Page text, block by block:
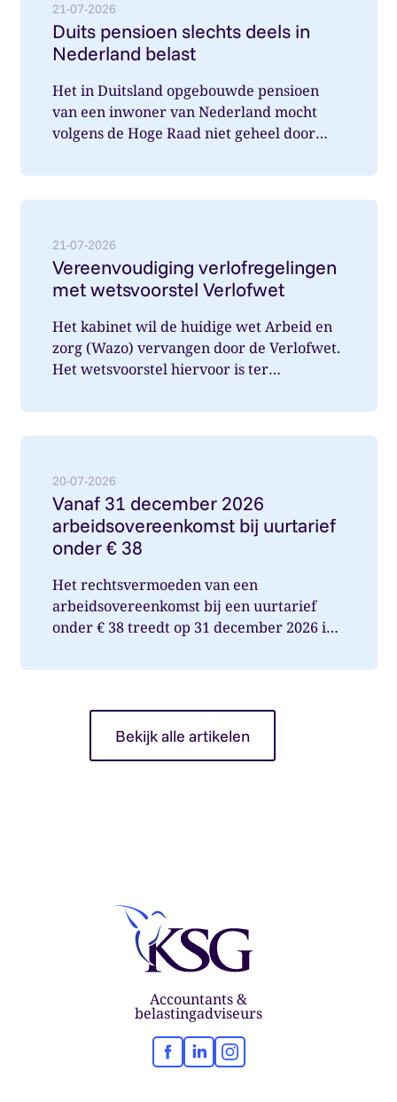
21-07-2026
Duits pensioen slechts deels in
Nederland belast
Het in Duitsland opgebouwde pensioen
van een inwoner van Nederland mocht
volgens de Hoge Raad niet geheel door
21-07-2026
Vereenvoudiging verlofregelingen
met wetsvoorstel Verlofwet
Het kabinet wil de huidige wet Arbeid en
zorg (Wazo) vervangen door de Verlofwet.
Het wetsvoorstel hiervoor is ter
20-07-2026
Vanaf 31 december 2026
arbeidsovereenkomst bij uurtarief
onder € 38
Het rechtsvermoeden van een
arbeidsovereenkomst bij een uurtarief
onder € 38 treedt op 31 december 2026 in
Bekijk alle artikelen
Accountants &
belastingadviseurs
Facebook
LinkedInInstagram